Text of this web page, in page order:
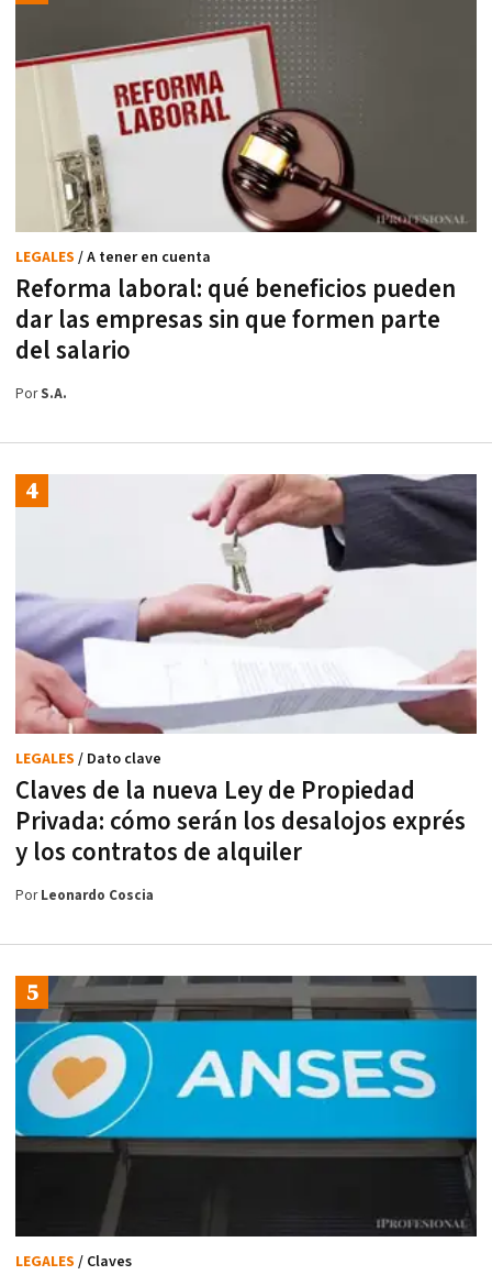
Reforma laboral: qué beneficios pueden
dar las empresas sin que formen parte
del salario
LEGALES / A tener en cuenta
PorS.A.
Claves de la nueva Ley de Propiedad
Privada: cómo serán los desalojos exprés
y los contratos de alquiler
LEGALES / Dato clave
PorLeonardo Coscia
LEGALES / Claves